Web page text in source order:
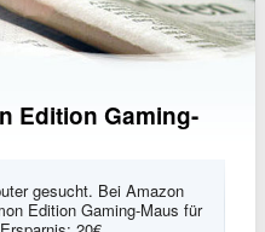
Edition Gaming-
gesucht. Bei Amazon
Edition Gaming-Maus für